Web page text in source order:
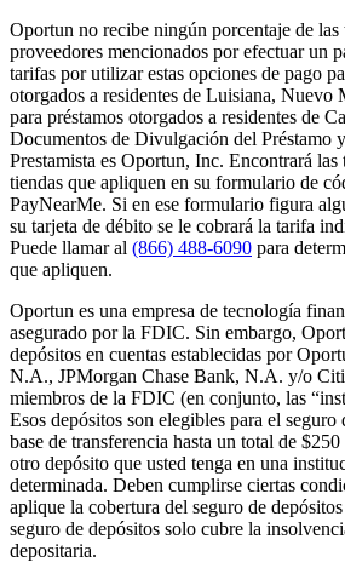
Oportun no recibe ningún porcentaje de las
proveedores mencionados por efectuar un
tarifas por utilizar estas opciones de pago
otorgados a residentes de Luisiana, Nuevo
para préstamos otorgados a residentes de
Documentos de Divulgación del Préstamo
Prestamista es Oportun, Inc. Encontrará las
tiendas que apliquen en su formulario de
PayNearMe. Si en ese formulario figura
su tarjeta de débito se le cobrará la tarifa
Puede llamar al (866) 488-6090 para
que apliquen.
Oportun es una empresa de tecnología
asegurado por la FDIC. Sin embargo,
depósitos en cuentas establecidas por
N.A., JPMorgan Chase Bank, N.A. y/o
miembros de la FDIC (en conjunto, las
Esos depósitos son elegibles para el
base de transferencia hasta un total de
otro depósito que usted tenga en una
determinada. Deben cumplirse ciertas
aplique la cobertura del seguro de
seguro de depósitos solo cubre la
depositaria.